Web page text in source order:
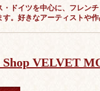
ドイツを中心に、フレン
。好きなアーティストや
VELVET